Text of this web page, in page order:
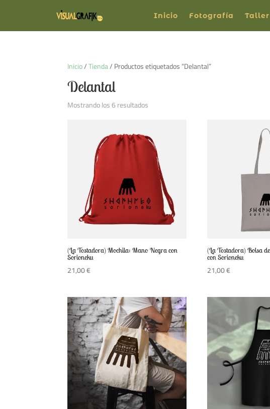
Inicio Fotografía Taller
Inicio/Tienda/ Productos etiquetados “Delantal”
Delantal
Mostrando los 6 resultados
últimos
(La Tostadora) Mochila: Mano Negra con
Sorioneku
21,00€
(La Tostadora) Bolsa
con Sorioneku
21,00€